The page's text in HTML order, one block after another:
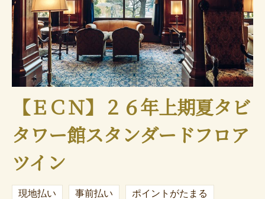
【ＥＣＮ】２６年上期夏タビ
タワー館スタンダードフロア
ツイン
現地払い 事前払い ポイントがたまる